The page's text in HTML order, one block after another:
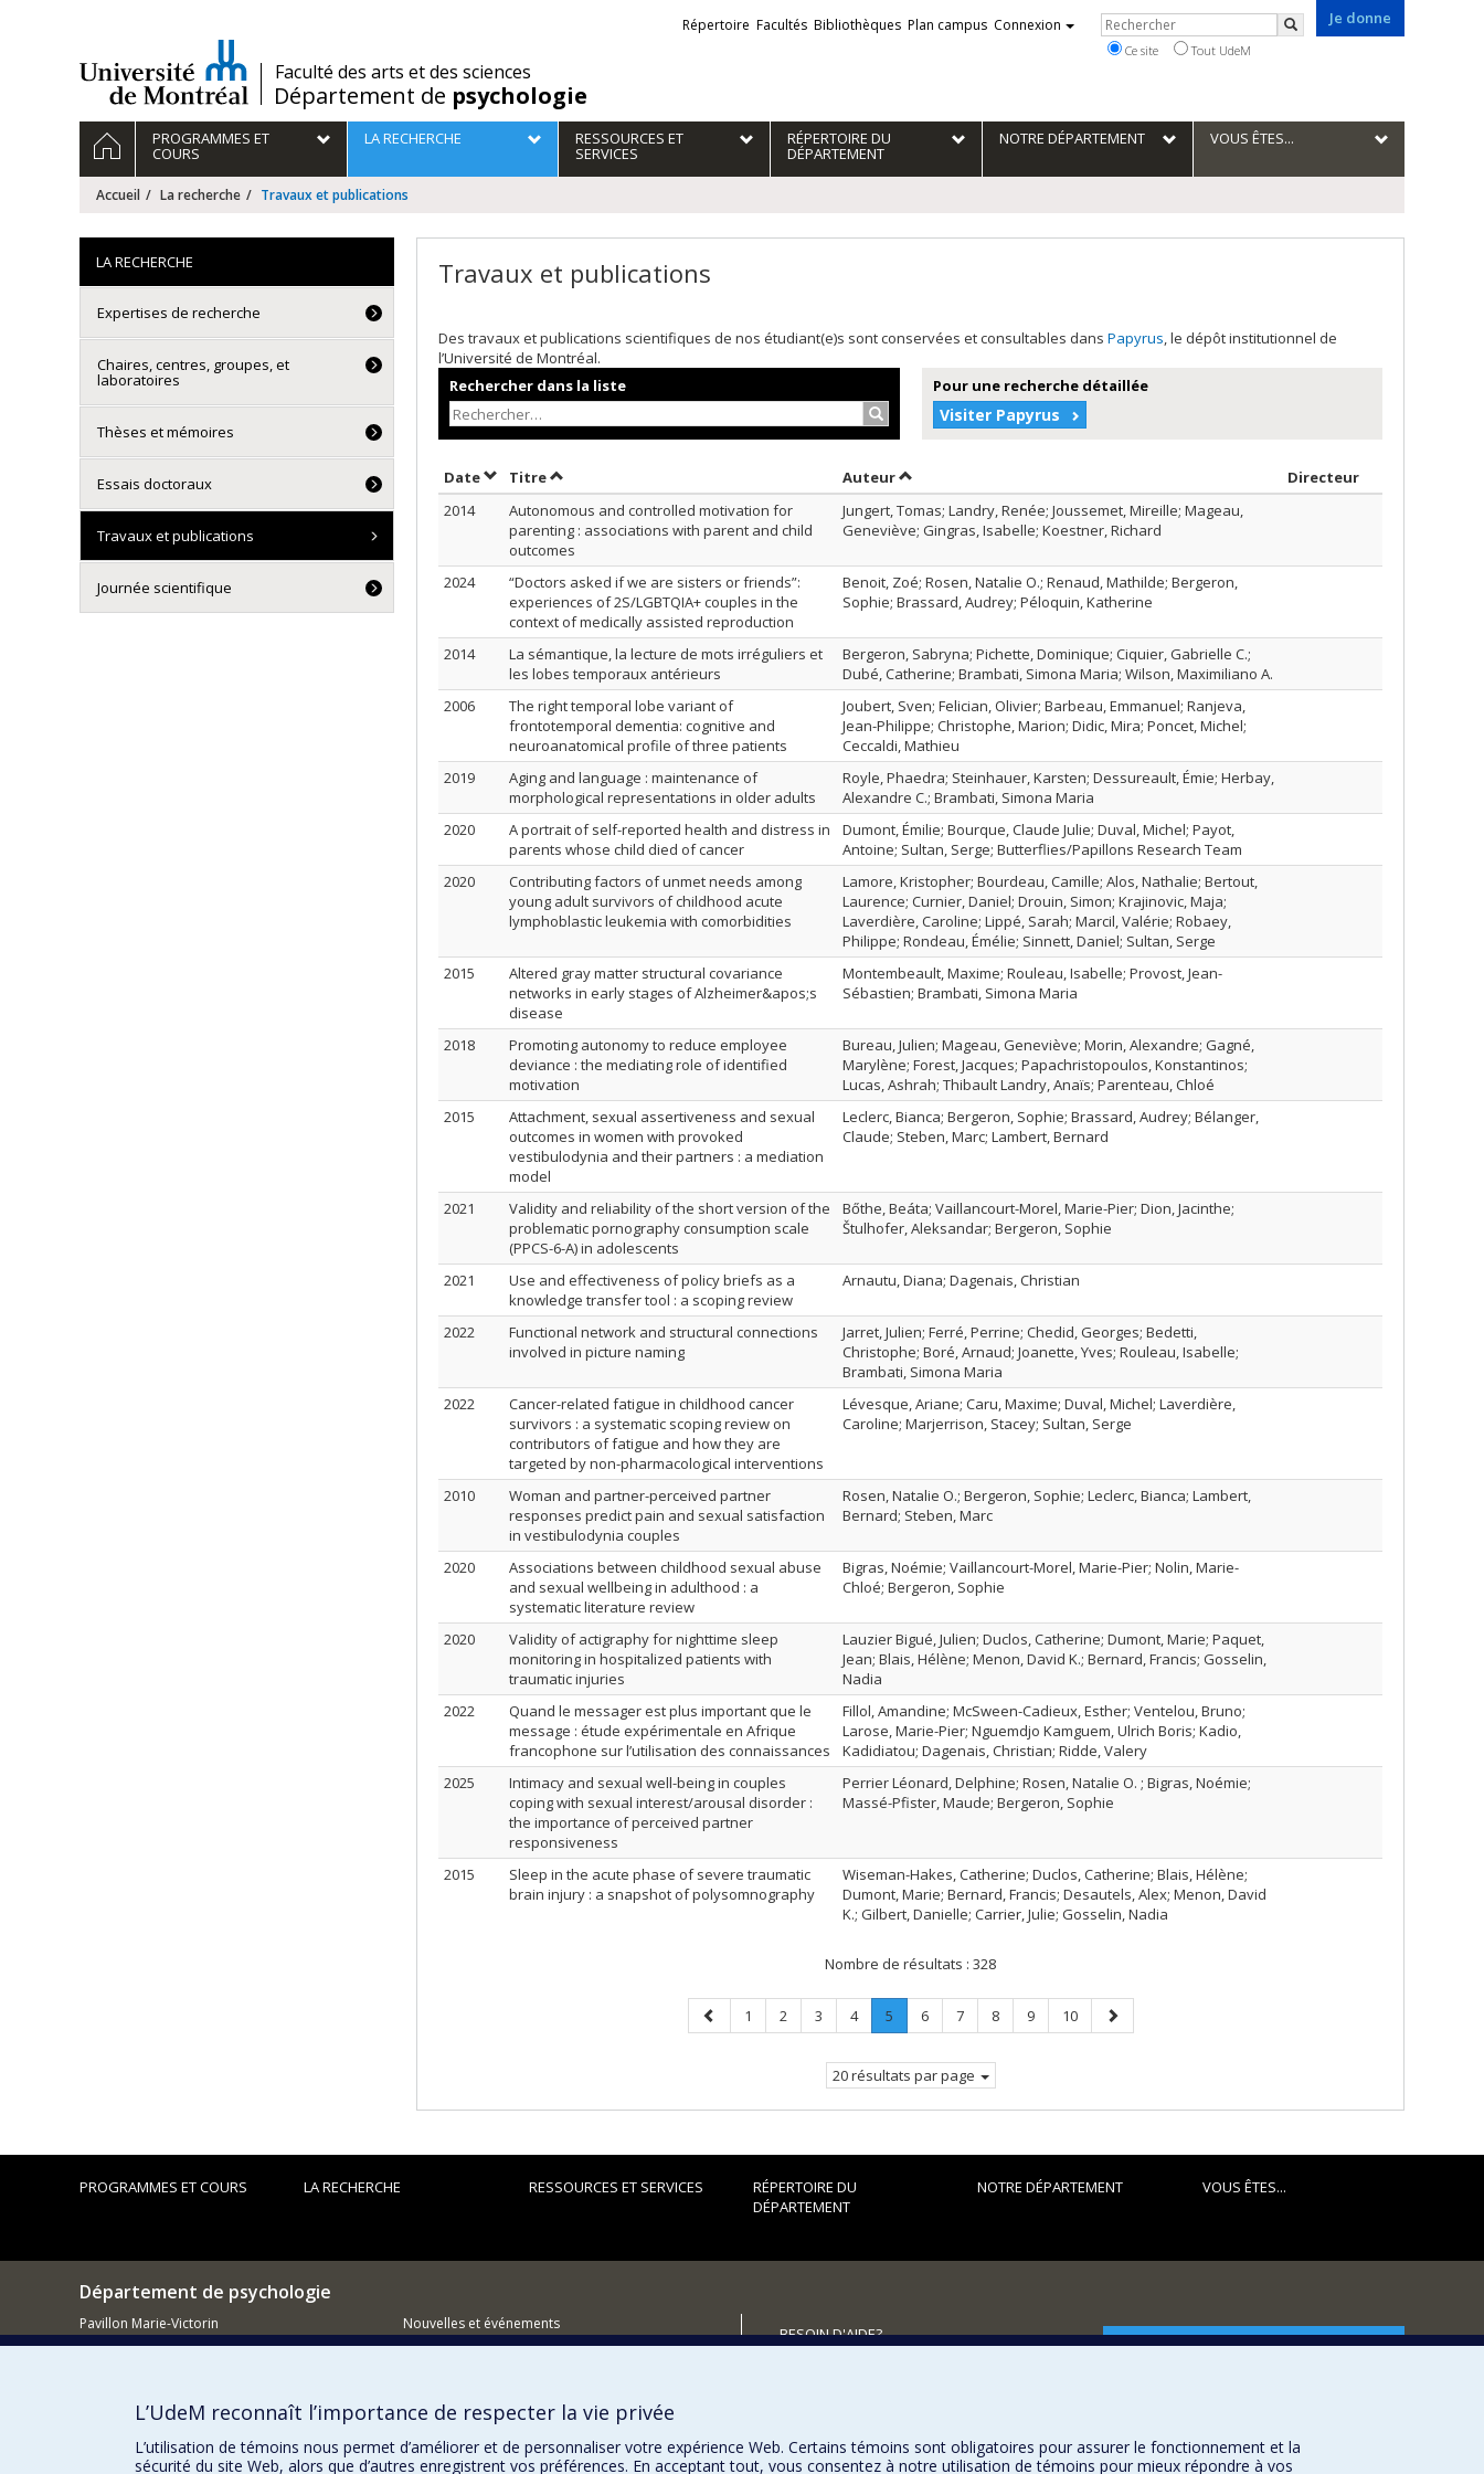
/Faculté des arts et des sciences
Département de psychologie
Je donne
Liens
externes
Répertoire Facultés Bibliothèques Plan campus Connexion Rechercher
Rechercher
Ce site Tout UdeM
Navigation
principale
ACCUEILPROGRAMMES ET
COURS
LA RECHERCHE RESSOURCES ET
SERVICES
RÉPERTOIRE DU
DÉPARTEMENT
NOTRE DÉPARTEMENT VOUS ÊTES...
Accueil La recherche Travaux et publications
Travaux et publications
Des travaux et publications scientifiques de nos étudiant(e)s sont conservées et consultables dans Papyrus, le dépôt institutionnel de
l’Université de Montréal.
Rechercher dans la liste
Rechercher…
Pour une recherche détaillée
Visiter Papyrus
DateTrier par date en ordre croissant
TitreTrier par titre en ordre croissant AuteurTrier par auteur en ordre croissant Directeur
2014
Autonomous and controlled motivation for
parenting : associations with parent and child
outcomes
Jungert, Tomas; Landry, Renée; Joussemet, Mireille; Mageau,
Geneviève; Gingras, Isabelle; Koestner, Richard
2024
“Doctors asked if we are sisters or friends”:
experiences of 2S/LGBTQIA+ couples in the
context of medically assisted reproduction
Benoit, Zoé; Rosen, Natalie O.; Renaud, Mathilde; Bergeron,
Sophie; Brassard, Audrey; Péloquin, Katherine
2014
La sémantique, la lecture de mots irréguliers et
les lobes temporaux antérieurs
Bergeron, Sabryna; Pichette, Dominique; Ciquier, Gabrielle C.;
Dubé, Catherine; Brambati, Simona Maria; Wilson, Maximiliano A.
2006
The right temporal lobe variant of
frontotemporal dementia: cognitive and
neuroanatomical profile of three patients
Joubert, Sven; Felician, Olivier; Barbeau, Emmanuel; Ranjeva,
Jean-Philippe; Christophe, Marion; Didic, Mira; Poncet, Michel;
Ceccaldi, Mathieu
2019
Aging and language : maintenance of
morphological representations in older adults
Royle, Phaedra; Steinhauer, Karsten; Dessureault, Émie; Herbay,
Alexandre C.; Brambati, Simona Maria
2020
A portrait of self-reported health and distress in
parents whose child died of cancer
Dumont, Émilie; Bourque, Claude Julie; Duval, Michel; Payot,
Antoine; Sultan, Serge; Butterflies/Papillons Research Team
2020
Contributing factors of unmet needs among
young adult survivors of childhood acute
lymphoblastic leukemia with comorbidities
Lamore, Kristopher; Bourdeau, Camille; Alos, Nathalie; Bertout,
Laurence; Curnier, Daniel; Drouin, Simon; Krajinovic, Maja;
Laverdière, Caroline; Lippé, Sarah; Marcil, Valérie; Robaey,
Philippe; Rondeau, Émélie; Sinnett, Daniel; Sultan, Serge
2015
Altered gray matter structural covariance
networks in early stages of Alzheimer&apos;s
disease
Montembeault, Maxime; Rouleau, Isabelle; Provost, Jean-
Sébastien; Brambati, Simona Maria
2018
Promoting autonomy to reduce employee
deviance : the mediating role of identified
motivation
Bureau, Julien; Mageau, Geneviève; Morin, Alexandre; Gagné,
Marylène; Forest, Jacques; Papachristopoulos, Konstantinos;
Lucas, Ashrah; Thibault Landry, Anaïs; Parenteau, Chloé
2015
Attachment, sexual assertiveness and sexual
outcomes in women with provoked
vestibulodynia and their partners : a mediation
model
Leclerc, Bianca; Bergeron, Sophie; Brassard, Audrey; Bélanger,
Claude; Steben, Marc; Lambert, Bernard
2021
Validity and reliability of the short version of the
problematic pornography consumption scale
(PPCS-6-A) in adolescents
Bőthe, Beáta; Vaillancourt-Morel, Marie-Pier; Dion, Jacinthe;
Štulhofer, Aleksandar; Bergeron, Sophie
2021
Use and effectiveness of policy briefs as a
knowledge transfer tool : a scoping review
Arnautu, Diana; Dagenais, Christian
2022
Functional network and structural connections
involved in picture naming
Jarret, Julien; Ferré, Perrine; Chedid, Georges; Bedetti,
Christophe; Boré, Arnaud; Joanette, Yves; Rouleau, Isabelle;
Brambati, Simona Maria
2022
Cancer-related fatigue in childhood cancer
survivors : a systematic scoping review on
contributors of fatigue and how they are
targeted by non-pharmacological interventions
Lévesque, Ariane; Caru, Maxime; Duval, Michel; Laverdière,
Caroline; Marjerrison, Stacey; Sultan, Serge
2010
Woman and partner-perceived partner
responses predict pain and sexual satisfaction
in vestibulodynia couples
Rosen, Natalie O.; Bergeron, Sophie; Leclerc, Bianca; Lambert,
Bernard; Steben, Marc
2020
Associations between childhood sexual abuse
and sexual wellbeing in adulthood : a
systematic literature review
Bigras, Noémie; Vaillancourt-Morel, Marie-Pier; Nolin, Marie-
Chloé; Bergeron, Sophie
2020
Validity of actigraphy for nighttime sleep
monitoring in hospitalized patients with
traumatic injuries
Lauzier Bigué, Julien; Duclos, Catherine; Dumont, Marie; Paquet,
Jean; Blais, Hélène; Menon, David K.; Bernard, Francis; Gosselin,
Nadia
2022
Quand le messager est plus important que le
message : étude expérimentale en Afrique
francophone sur l’utilisation des connaissances
Fillol, Amandine; McSween-Cadieux, Esther; Ventelou, Bruno;
Larose, Marie-Pier; Nguemdjo Kamguem, Ulrich Boris; Kadio,
Kadidiatou; Dagenais, Christian; Ridde, Valery
2025
Intimacy and sexual well-being in couples
coping with sexual interest/arousal disorder :
the importance of perceived partner
responsiveness
Perrier Léonard, Delphine; Rosen, Natalie O. ; Bigras, Noémie;
Massé-Pfister, Maude; Bergeron, Sophie
2015
Sleep in the acute phase of severe traumatic
brain injury : a snapshot of polysomnography
Wiseman-Hakes, Catherine; Duclos, Catherine; Blais, Hélène;
Dumont, Marie; Bernard, Francis; Desautels, Alex; Menon, David
K.; Gilbert, Danielle; Carrier, Julie; Gosselin, Nadia
Nombre de résultats : 328
Page
précédente
Page
1 Page
2 Page
3 Page
4 Page
5.
Page
Page
6 Page
7 Page
8 Page
9 Page
10
Page
suivante
20 résultats par page
LA RECHERCHE
Expertises de recherche
Chaires, centres, groupes, et
laboratoires
Thèses et mémoires
Essais doctoraux
Travaux et publications
Journée scientifique
PROGRAMMES ET COURS LA RECHERCHE RESSOURCES ET SERVICES
RÉPERTOIRE DU
DÉPARTEMENT
NOTRE DÉPARTEMENT VOUS ÊTES...
Département de psychologie
Pavillon Marie-Victorin
90, avenue Vincent d'Indy
514 343-6972
Nouvelles et événements
BESOIN D'AIDE?
FACULTÉ DES ARTS ET DES SCIENCES
Nos programmes et cours
L’UdeM reconnaît l’importance de respecter la vie privée
L’utilisation de témoins nous permet d’améliorer et de personnaliser votre expérience Web. Certains témoins sont obligatoires pour assurer le fonctionnement et la
sécurité du site Web, alors que d’autres enregistrent vos préférences. En acceptant tout, vous consentez à notre utilisation de témoins pour mieux répondre à vos